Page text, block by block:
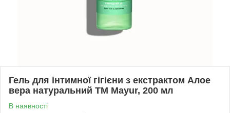
Гель для інтимної гігієни з екстрактом Алое
вера натуральний TM Mayur, 200 мл
В наявності